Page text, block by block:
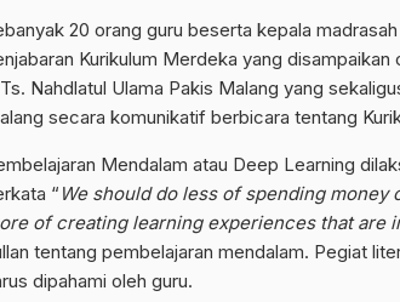
20 orang guru beserta kepala
Kurikulum Merdeka yang
Nahdlatul Ulama Pakis Malang yang
secara komunikatif berbicara tentang
Mendalam atau Deep Learning
“ We should do less of spending
of creating learning experiences that are
tentang pembelajaran mendalam. Pegiat
dipahami oleh guru.